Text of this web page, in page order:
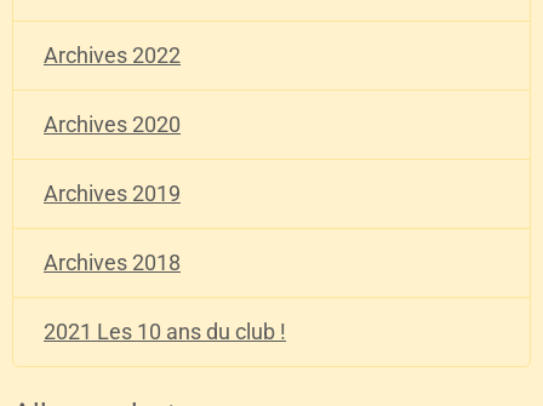
Archives 2022
Archives 2020
Archives 2019
Archives 2018
2021 Les 10 ans du club !